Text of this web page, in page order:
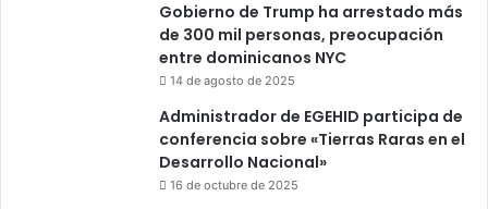
Gobierno de Trump ha arrestado más
de 300 mil personas, preocupación
entre dominicanos NYC
14 de agosto de 2025
Administrador de EGEHID participa de
conferencia sobre «Tierras Raras en el
Desarrollo Nacional»
16 de octubre de 2025